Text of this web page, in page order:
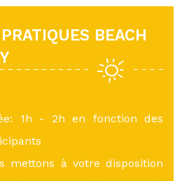
BEACH
1h - 2h en fonction des
mettons à votre disposition